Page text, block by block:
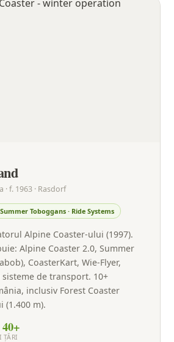
· f. 1963 · Rasdorf
Toboggans · Ride Systems
Alpine Coaster-ului (1997).
Alpine Coaster 2.0, Summer
CoasterKart, Wie-Flyer,
sisteme de transport. 10+
inclusiv Forest Coaster
(1.400 m).
40+
ȚĂRI